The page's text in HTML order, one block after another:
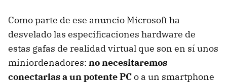
Como parte de ese anuncio Microsoft ha
desvelado las especificaciones hardware de
estas gafas de realidad virtual que son en sí unos
miniordenadores: no necesitaremos
conectarlas a un potente PCo a un smartphone